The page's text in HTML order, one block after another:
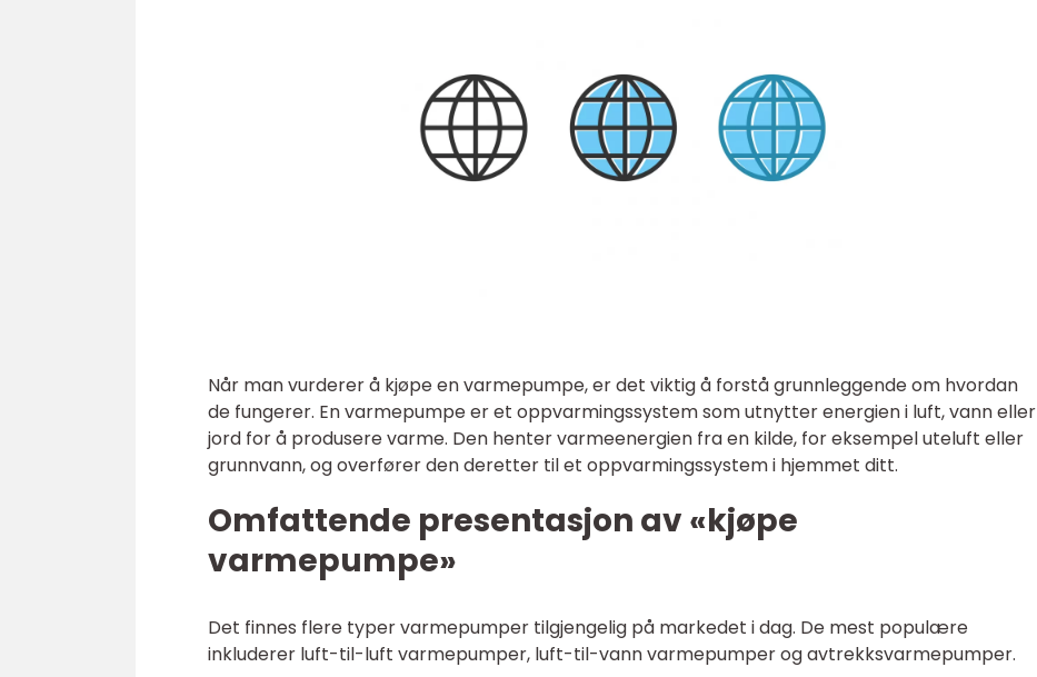
Når man vurderer å kjøpe en varmepumpe, er det viktig å forstå grunnleggende om hvordan
de fungerer. En varmepumpe er et oppvarmingssystem som utnytter energien i luft, vann eller
jord for å produsere varme. Den henter varmeenergien fra en kilde, for eksempel uteluft eller
grunnvann, og overfører den deretter til et oppvarmingssystem i hjemmet ditt.
Omfattende presentasjon av «kjøpe
varmepumpe»
Det finnes flere typer varmepumper tilgjengelig på markedet i dag. De mest populære
inkluderer luft-til-luft varmepumper, luft-til-vann varmepumper og avtrekksvarmepumper.